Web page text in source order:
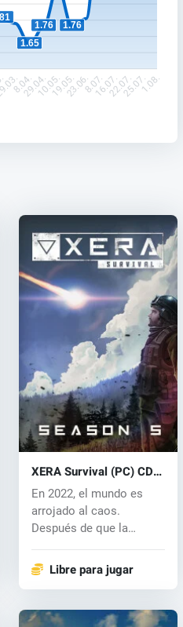
1.65
1.76 1.76
8.04.29.04.10.05.19.05.23.06.8.07.16.07.22.07.25.07.1.08.
XERA Survival (PC) CD
key
En 2022, el mundo es
arrojado al caos.
Después de que la
Libre para jugar